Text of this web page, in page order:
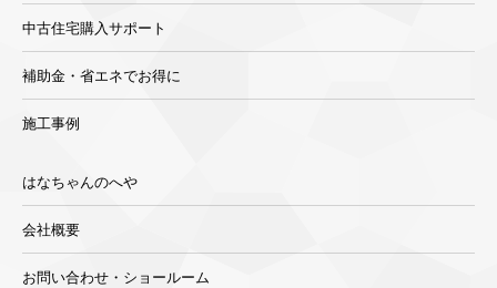
中古住宅購入サポート
補助金・省エネでお得に
施工事例
はなちゃんのへや
会社概要
お問い合わせ・ショールーム